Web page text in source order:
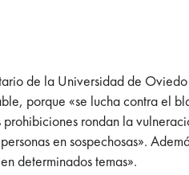
de la Universidad de
porque «se lucha contra el
rondan la
en sospechosas».
determinados temas».